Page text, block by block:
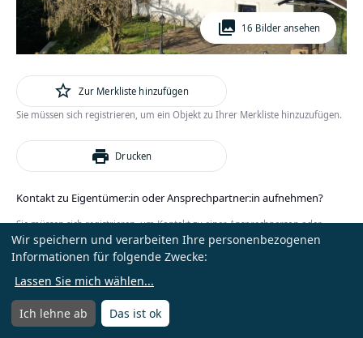
Menü öffnen
photo_library 16 Bilder ansehen
star_outline Zur Merkliste hinzufügen
Sie müssen sich registrieren, um ein Objekt zu Ihrer Merkliste hinzuzufügen.
print Drucken
Kontakt zu Eigentümer:in oder Ansprechpartner:in aufnehmen?
Sie müssen sich registrieren, um Kontakt zu einer Ansprechperson oder
Eigentümer:in zu erhalten.
Anmelden oder
Wir speichern und verarbeiten Ihre personenbezogenen
Informationen für folgende Zwecke:
Lassen Sie mich wählen...
Ich lehne ab Das ist ok